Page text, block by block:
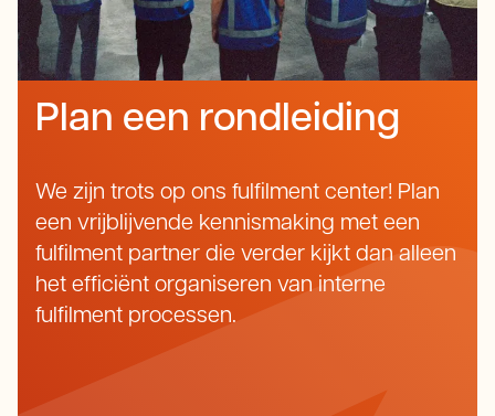
Plan een rondleiding
We zijn trots op ons fulfilment center! Plan
een vrijblijvende kennismaking met een
fulfilment partner die verder kijkt dan alleen
het efficiënt organiseren van interne
fulfilment processen.